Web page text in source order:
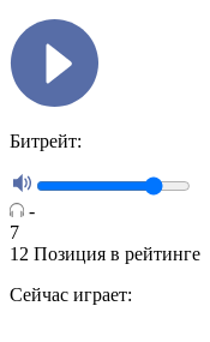
Битрейт:
-
7
12 Позиция в рейтинге
Сейчас играет: